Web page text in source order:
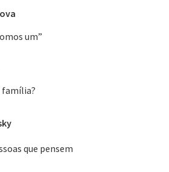
um”
família?
que pensem